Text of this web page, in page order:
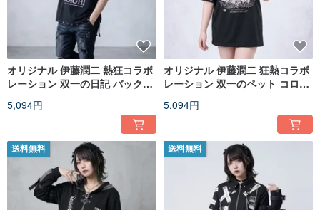
オリジナル 伊藤潤二 熱狂コラボ
レーション 双一の日記 バックル
JJIT17
5,094円
オリジナル 伊藤潤二 狂熱コラボ
レーション 双一のペット コロ猫
5,094円
送料無料 送料無料